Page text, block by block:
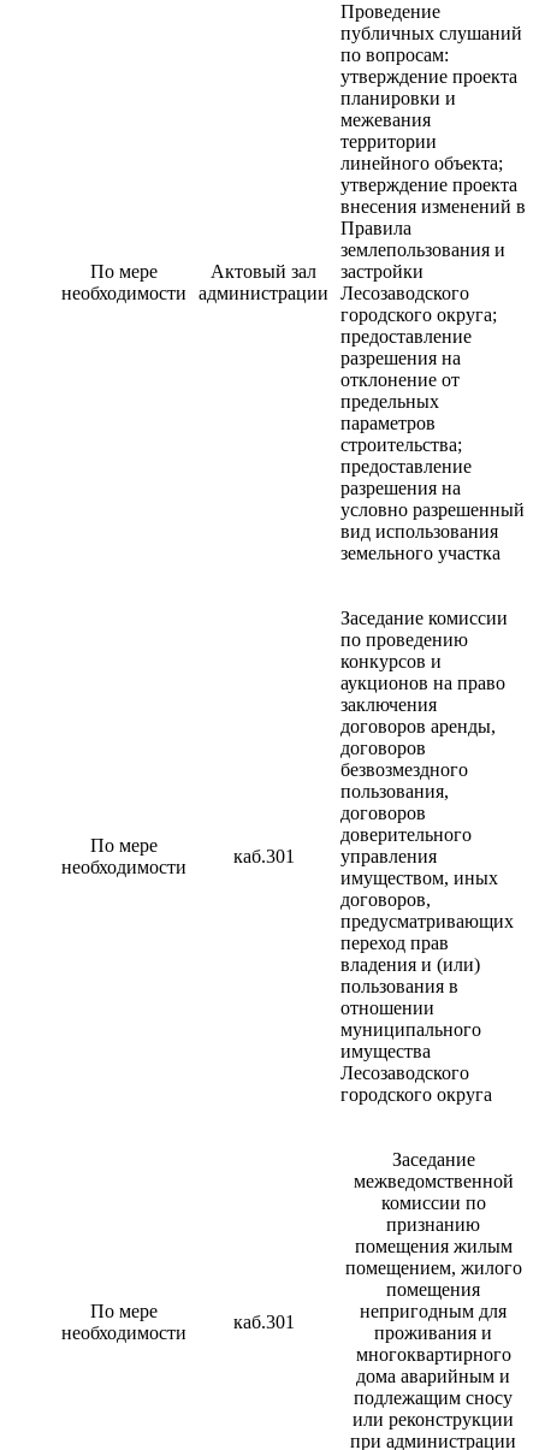
По мере
необходимости
Актовый зал
администрации
Проведение
публичных слушаний
по вопросам:
утверждение проекта
планировки и
межевания
территории
линейного объекта;
утверждение проекта
внесения изменений в
Правила
землепользования и
застройки
Лесозаводского
городского округа;
предоставление
разрешения на
отклонение от
предельных
параметров
строительства;
предоставление
разрешения на
условно разрешенный
вид использования
земельного участка
По мере
необходимости
каб.301
Заседание комиссии
по проведению
конкурсов и
аукционов на право
заключения
договоров аренды,
договоров
безвозмездного
пользования,
договоров
доверительного
управления
имуществом, иных
договоров,
предусматривающих
переход прав
владения и (или)
пользования в
отношении
муниципального
имущества
Лесозаводского
городского округа
По мере
необходимости
каб.301
Заседание
межведомственной
комиссии по
признанию
помещения жилым
помещением, жилого
помещения
непригодным для
проживания и
многоквартирного
дома аварийным и
подлежащим сносу
или реконструкции
при администрации